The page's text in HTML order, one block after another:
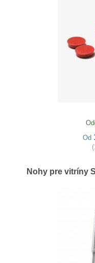
Od
Nohy pre vitríny